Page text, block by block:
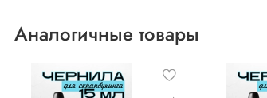
Аналогичные товары